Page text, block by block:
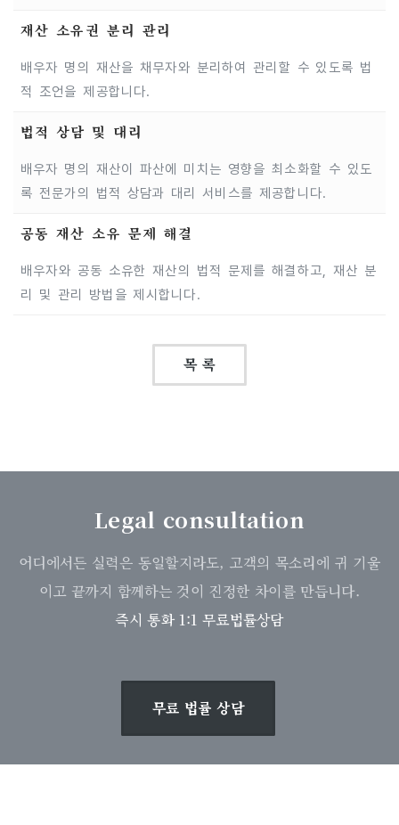
재산 소유권 분리 관리
배우자 명의 재산을 채무자와 분리하여 관리할 수 있도록 법
적 조언을 제공합니다.
법적 상담 및 대리
배우자 명의 재산이 파산에 미치는 영향을 최소화할 수 있도
록 전문가의 법적 상담과 대리 서비스를 제공합니다.
공동 재산 소유 문제 해결
배우자와 공동 소유한 재산의 법적 문제를 해결하고, 재산 분
리 및 관리 방법을 제시합니다.
목 록
Legal consultation
어디에서든 실력은 동일할지라도, 고객의 목소리에 귀 기울
이고 끝까지 함께하는 것이 진정한 차이를 만듭니다.
즉시 통화 1:1 무료법률상담
무료 법률 상담